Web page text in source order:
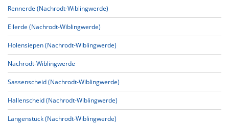
Rennerde (Nachrodt-Wiblingwerde)
Eilerde (Nachrodt-Wiblingwerde)
Holensiepen (Nachrodt-Wiblingwerde)
Nachrodt-Wiblingwerde
Sassenscheid (Nachrodt-Wiblingwerde)
Hallenscheid (Nachrodt-Wiblingwerde)
Langenstück (Nachrodt-Wiblingwerde)